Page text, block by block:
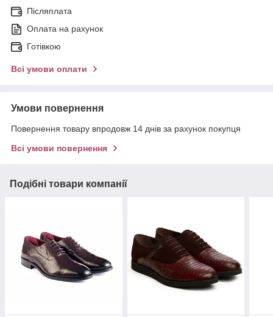
Післяплата
Оплата на рахунок
Готівкою
Всі умови оплати
Умови повернення
Повернення товару впродовж 14 днів за рахунок покупця
Всі умови повернення
Подібні товари компанії